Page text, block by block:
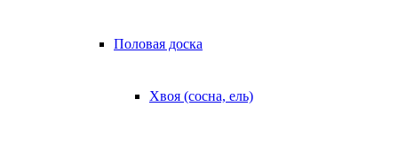
Половая доска
Хвоя (сосна, ель)